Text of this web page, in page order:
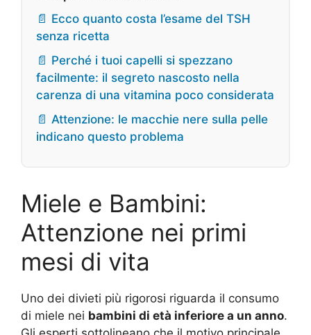
📄 Ecco quanto costa l’esame del TSH
senza ricetta
📄 Perché i tuoi capelli si spezzano
facilmente: il segreto nascosto nella
carenza di una vitamina poco considerata
📄 Attenzione: le macchie nere sulla pelle
indicano questo problema
Miele e Bambini:
Attenzione nei primi
mesi di vita
Uno dei divieti più rigorosi riguarda il consumo
di miele nei bambini di età inferiore a un anno.